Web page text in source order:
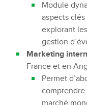
Module
aspects
explorant
gestion
Marketing
France et en
Permet
comprendre